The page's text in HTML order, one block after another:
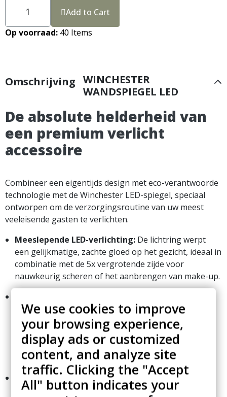
Add to Cart
Op voorraad 40 Items
Omschrijving WINCHESTER
WANDSPIEGEL LED
De absolute helderheid van
een premium verlicht
accessoire
Combineer een eigentijds design met eco-verantwoorde
technologie met de Winchester LED-spiegel, speciaal
ontworpen om de verzorgingsroutine van uw meest
veeleisende gasten te verlichten.
Meeslepende LED-verlichting: De lichtring werpt
een gelijkmatige, zachte gloed op het gezicht, ideaal in
combinatie met de 5x vergrotende zijde voor
nauwkeurig scheren of het aanbrengen van make-up.
batterijen voor een probleemloze wandinstallatie
zonder complexe bedrading. De spiegel is voorzien
van een slimme timer die het licht na 4 minuten
automatisch uitschakelt om de levensduur van de
batterij te verlengen.
Ergonomie en modulariteit: Dankzij de soepele
scharnierende arm kan de structuur na gebruik plat
We use cookies to improve
your browsing experience,
display ads or customized
content, and analyze site
traffic. Clicking the "Accept
All" button indicates your